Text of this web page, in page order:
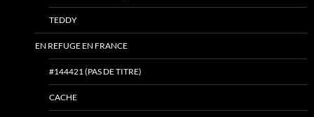
TEDDY
EN REFUGE EN FRANCE
#144421 (PAS DE TITRE)
CACHE